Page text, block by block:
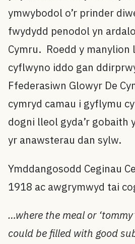
ymwybodol o’r prinder
fwydydd penodol yn
Cymru. Roedd y manylion
cyflwyno iddo gan
Ffederasiwn Glowyr De
cymryd camau i gyflymu
dogni lleol gyda’r gobaith
yr anawsterau dan sylw.
Ymddangosodd Ceginau
1918 ac awgrymwyd tai
…where the meal or
could be filled with good